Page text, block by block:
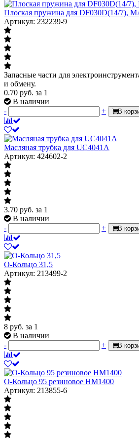
Плоская пружина для DF030D(14/7),
Артикул: 232239-9
Запасные части для
и обмену.
0.70 руб. за 1
В наличии
-
+ В
Масляная трубка для UC4041A
Артикул: 424602-2
3.70 руб. за 1
В наличии
-
+ В
О-Кольцо 31,5
Артикул: 213499-2
8 руб. за 1
В наличии
-
+ В
О-Кольцо 95 резиновое HM1400
Артикул: 213855-6